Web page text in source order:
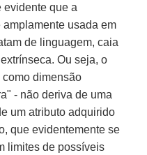
evidente que a
usada em
de linguagem, caia
Ou seja, o
dimensão
- não deriva de uma
um atributo adquirido
que evidentemente se
limites de possíveis